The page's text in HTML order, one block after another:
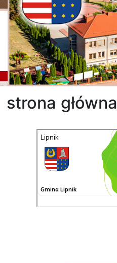
strona główna